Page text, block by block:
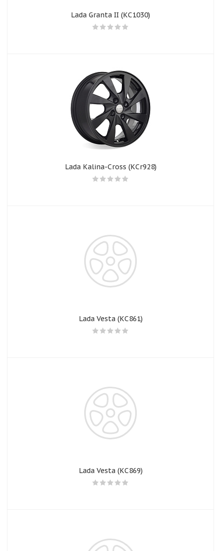
Lada Granta II (КС1030)
Lada Kalina-Cross (KСr928)
Lada Vesta (КС861)
Lada Vesta (КС869)